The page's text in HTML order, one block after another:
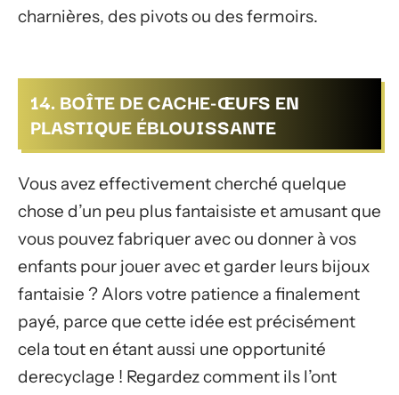
charnières, des pivots ou des fermoirs.
14. BOÎTE DE CACHE-ŒUFS EN
PLASTIQUE ÉBLOUISSANTE
Vous avez effectivement cherché quelque
chose d’un peu plus fantaisiste et amusant que
vous pouvez fabriquer avec ou donner à vos
enfants pour jouer avec et garder leurs bijoux
fantaisie ? Alors votre patience a finalement
payé, parce que cette idée est précisément
cela tout en étant aussi une opportunité
derecyclage ! Regardez comment ils l’ont